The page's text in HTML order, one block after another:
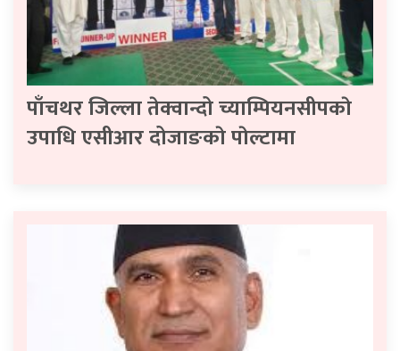
पाँचथर जिल्ला तेक्वान्दो च्याम्पियनसीपकाे
उपाधि एसीआर दोजाङकाे पाेल्टामा